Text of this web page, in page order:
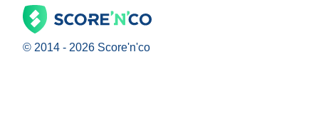
© 2014 - 2026 Score'n'co